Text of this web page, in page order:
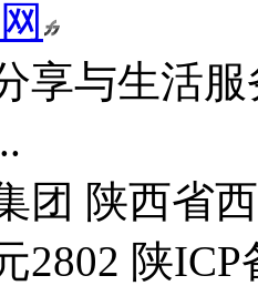
享与生活
团 陕西省
2802 陕ICP